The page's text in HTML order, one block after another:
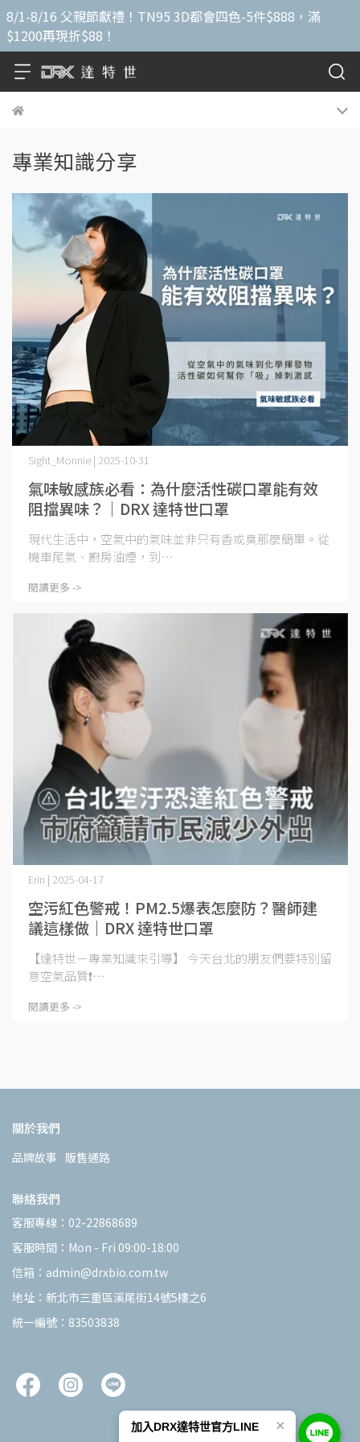
8/1-8/16 父親節獻禮！TN95 3D都會四色-5件$888，滿
$1200再現折$88！
專業知識分享
氣味敏感族必看：為什麼活性碳口罩能有效
阻擋異味？｜DRX 達特世口罩
Sight_Monnie | 2025-10-31
現代生活中，空氣中的氣味並非只有香或臭那麼簡單。從
機車尾氣、廚房油煙，到⋯
閱讀更多 ->
空污紅色警戒！PM2.5爆表怎麼防？醫師建
議這樣做｜DRX 達特世口罩
Erin | 2025-04-17
【達特世－專業知識來引導】 今天台北的朋友們要特別留
意空氣品質❗️⋯
閱讀更多 ->
關於我們
品牌故事 販售通路
聯絡我們
客服專線：02-22868689
客服時間：Mon - Fri 09:00-18:00
信箱：admin@drxbio.com.tw
地址：新北市三重區溪尾街14號5樓之6
統一編號：83503838
加入DRX達特世官方LINE ×